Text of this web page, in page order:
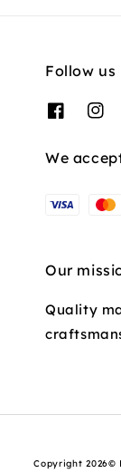
Follow us
We
Our
Quality
Copyright 2026©